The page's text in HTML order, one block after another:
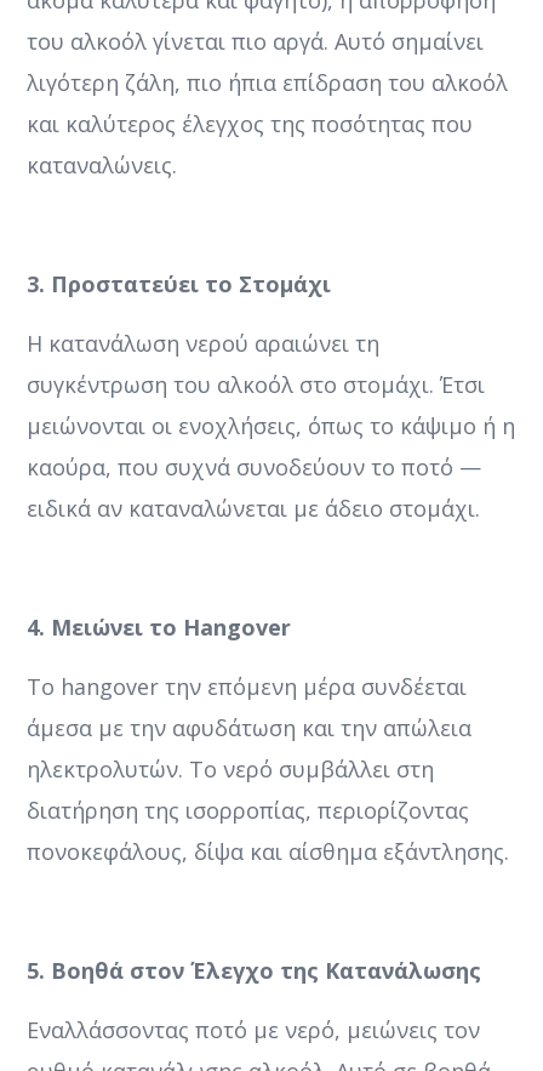
του αλκοόλ γίνεται πιο αργά. Αυτό σημαίνει
λιγότερη ζάλη, πιο ήπια επίδραση του αλκοόλ
και καλύτερος έλεγχος της ποσότητας που
καταναλώνεις.
3. Προστατεύει το Στομάχι
Η κατανάλωση νερού αραιώνει τη
συγκέντρωση του αλκοόλ στο στομάχι. Έτσι
μειώνονται οι ενοχλήσεις, όπως το κάψιμο ή η
καούρα, που συχνά συνοδεύουν το ποτό —
ειδικά αν καταναλώνεται με άδειο στομάχι.
4. Μειώνει το Hangover
Το hangover την επόμενη μέρα συνδέεται
άμεσα με την αφυδάτωση και την απώλεια
ηλεκτρολυτών. Το νερό συμβάλλει στη
διατήρηση της ισορροπίας, περιορίζοντας
πονοκεφάλους, δίψα και αίσθημα εξάντλησης.
5. Βοηθά στον Έλεγχο της Κατανάλωσης
Εναλλάσσοντας ποτό με νερό, μειώνεις τον